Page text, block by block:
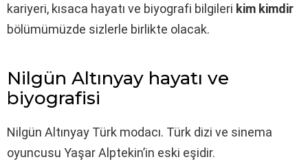
kariyeri, kısaca hayatı ve biyografi bilgileri kim kimdir
bölümümüzde sizlerle birlikte olacak.
Nilgün Altınyay hayatı ve
biyografisi
Nilgün Altınyay Türk modacı. Türk dizi ve sinema
oyuncusu Yaşar Alptekin’in eski eşidir.